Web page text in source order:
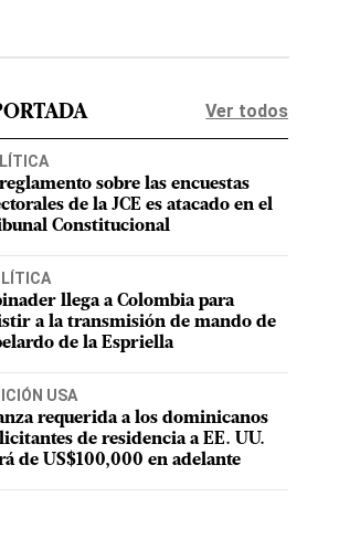
Ver todos
sobre las encuestas
de la JCE es atacado en el
Constitucional
llega a Colombia para
a la transmisión de mando de
de la Espriella
USA
requerida a los dominicanos
de residencia a EE. UU.
de US$100,000 en adelante